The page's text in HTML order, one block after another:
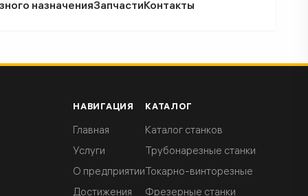
назначенияЗапчастиКонтакты
НАВИГАЦИЯ
Главная
Услуги
О предприятии
Достижения
КАТАЛОГ
Каталог станков
Трубонарезные станки
Токарно-винторезные
Фрезерные станки